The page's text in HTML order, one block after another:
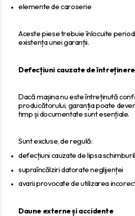
elemente de caroserie
Aceste piese trebuie înlocuite
existența unei garanții.
Defecțiuni cauzate de
Dacă mașina nu este întreținută
producătorului, garanția poate
timp și documentate sunt esențiale.
Sunt excluse, de regulă:
defecțiuni cauzate de lipsa
supraîncălziri datorate neglijenței
avarii provocate de utilizarea
Daune externe și accidente